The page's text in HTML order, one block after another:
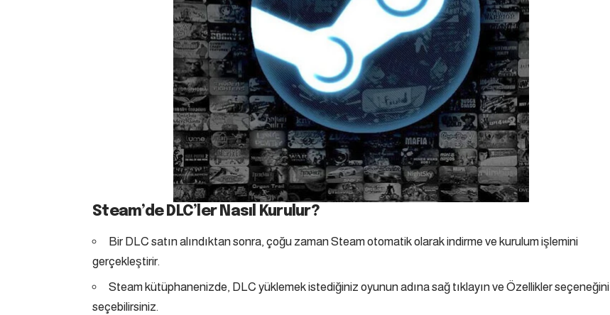
Steam’de DLC’ler Nasıl Kurulur?
Bir DLC satın alındıktan sonra, çoğu zaman Steam otomatik olarak indirme ve kurulum işlemini
gerçekleştirir.
Steam kütüphanenizde, DLC yüklemek istediğiniz oyunun adına sağ tıklayın ve Özellikler seçeneğini
seçebilirsiniz.